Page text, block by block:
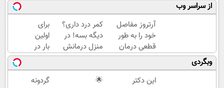
از سراسر وب
آرتروز مفاصل
خود را به طور
قطعی درمان
کنید!
◗پرسش‌نامه◖
کمر درد داری؟
دیگه بسه! در
منزل درمانش
کن
(◀پرسش‌نامه)
برای
اولین
بار در
ایران
🇮🇷
این
وبگردی
این دکتر
🌟
گردونه